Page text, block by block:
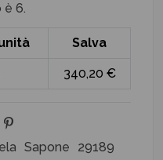
6.
Salva
340,20 €
Sapone 29189